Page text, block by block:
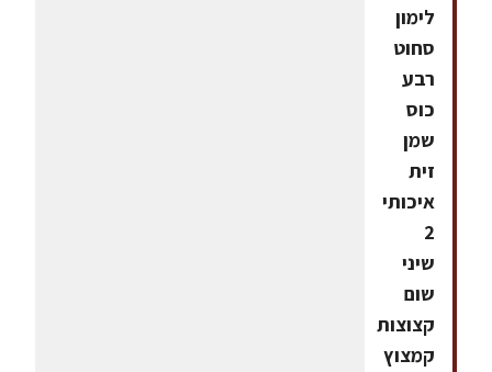
לימון
סחוט
רבע
כוס
שמן
זית
איכותי
2
שיני
שום
קצוצות
קמצוץ